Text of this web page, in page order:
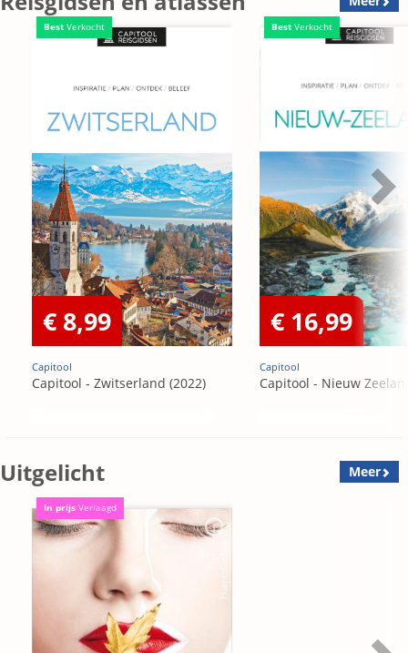
Best Verkocht
€ 8,99
Capitool
Capitool - Zwitserland (2022)
Best Verkocht
€ 16,99
Capitool
Capitool - Nieuw
Uitgelicht Meer
In prijs Verlaagd